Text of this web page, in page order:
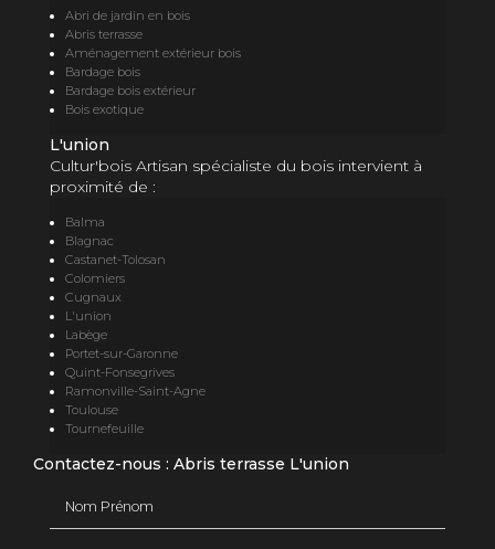
Abri de jardin en bois
Abris terrasse
Aménagement extérieur bois
Bardage bois
Bardage bois extérieur
Bois exotique
L'union
Cultur'bois Artisan spécialiste du bois intervient à
proximité de :
Balma
Blagnac
Castanet-Tolosan
Colomiers
Cugnaux
L'union
Labège
Portet-sur-Garonne
Quint-Fonsegrives
Ramonville-Saint-Agne
Toulouse
Tournefeuille
Contactez-nous : Abris terrasse L'union